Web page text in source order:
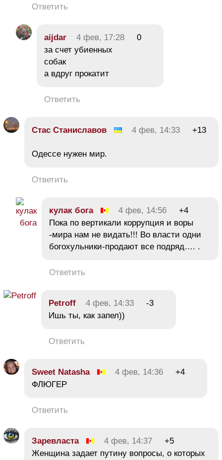
Ответить
aijdar 4 фев, 17:28
0
за счет убиенных
собак
а вдруг прокатит
Ответить
Стас Станиславов 4 фев, 14:33 +13
Одессе нужен мир.
Ответить
кулак бога 4 фев, 14:56
+4
Пока по вертикали коррупция и воры
-мира нам не видать!!! Во власти одни
богохульники-продают все подряд…. .
Ответить
Petroff 4 фев, 14:33
-3
Ишь ты, как запел))
Ответить
Sweet Natasha 4 фев, 14:36
+4
ФЛЮГЕР
Ответить
Заревласта 4 фев, 14:37
+5
Женщина задает путину вопросы, о которых